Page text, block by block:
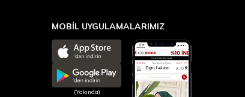
MOBİL UYGULAMALARIMIZ
(Yakında)